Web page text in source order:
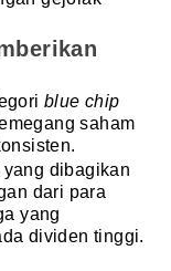
blue chip
saham
dibagikan
dari para
yang
dividen tinggi.